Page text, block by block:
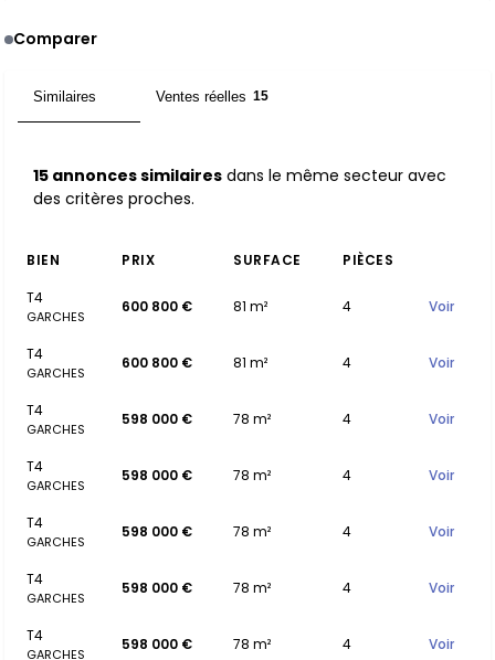
Comparer
Similaires Ventes réelles 15
15 annonces similaires dans le même secteur avec
des critères proches.
BIEN PRIX SURFACE
PIÈCES
T4
GARCHES
600 800 € 81 m² 4 Voir
T4
GARCHES
600 800 € 81 m² 4 Voir
T4
GARCHES
598 000 € 78 m² 4 Voir
T4
GARCHES
598 000 € 78 m² 4 Voir
T4
GARCHES
598 000 € 78 m² 4 Voir
T4
GARCHES
598 000 € 78 m² 4 Voir
T4
GARCHES
598 000 € 78 m² 4 Voir